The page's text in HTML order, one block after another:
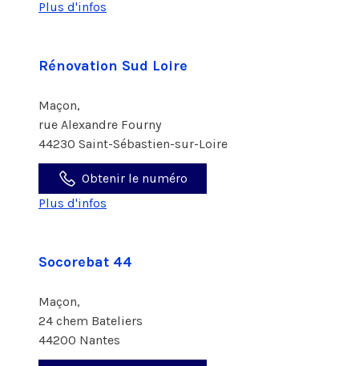
Plus d'infos
Rénovation Sud Loire
Maçon,
rue Alexandre Fourny
44230 Saint-Sébastien-sur-Loire
Obtenir le numéro
Plus d'infos
Socorebat 44
Maçon,
24 chem Bateliers
44200 Nantes